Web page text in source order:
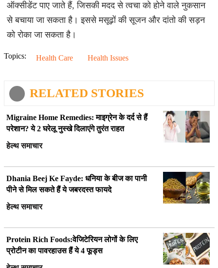
ऑक्सीडेंट पाए जाते हैं, जिसकी मदद से त्वचा को होने वाले नुकसान
से बचाया जा सकता है। इससे मसूढ़ों की सूजन और दांतो की सड़न
को रोका जा सकता है।
Topics: Health Care Health Issues
RELATED STORIES
Migraine Home Remedies: माइग्रेन के दर्द से हैं
परेशान? ये 2 घरेलू नुस्खे दिलाएंगे तुरंत राहत
हेल्थ समाचार
Dhania Beej Ke Fayde: धनिया के बीज का पानी
पीने से मिल सकते हैं ये जबरदस्त फायदे
हेल्थ समाचार
Protein Rich Foods:वेजिटेरियन लोगों के लिए
प्रोटीन का पावरहाउस हैं ये 4 फूड्स